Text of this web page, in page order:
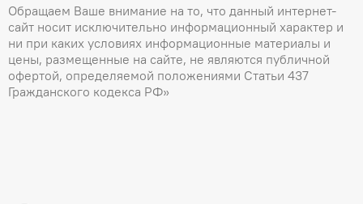
Обращаем Ваше внимание на то, что данный интернет-
сайт носит исключительно информационный характер и
ни при каких условиях информационные материалы и
цены, размещенные на сайте, не являются публичной
офертой, определяемой положениями Статьи 437
Гражданского кодекса РФ»